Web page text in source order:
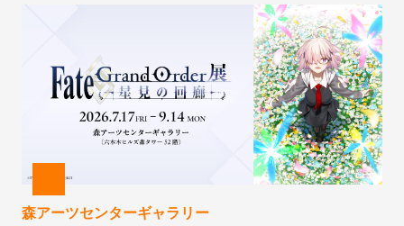
森アーツセンターギャラリー